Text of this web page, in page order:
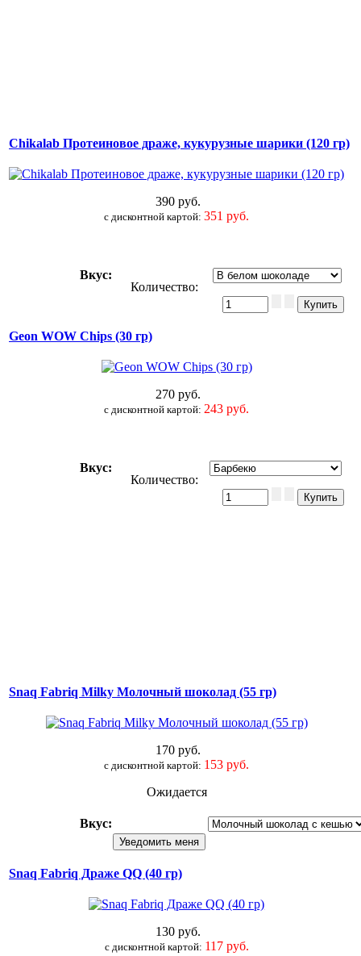
Chikalab Протеиновое драже, кукурузные шарики (120 гр)
390 руб.
c дисконтной картой:351 руб.
Вкус:
Количество:
Geon WOW Chips (30 гр)
270 руб.
c дисконтной картой: 243 руб.
Вкус:
Количество:
Snaq Fabriq Milky Молочный шоколад (55 гр)
170 руб.
c дисконтной картой: 153 руб.
Ожидается
Вкус:
Snaq Fabriq Драже QQ (40 гр)
130 руб.
c дисконтной картой: 117 руб.